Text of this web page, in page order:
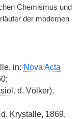
Chemismus und
der modernen
in: Nova Acta
d. Völker),
Krystalle, 1869.